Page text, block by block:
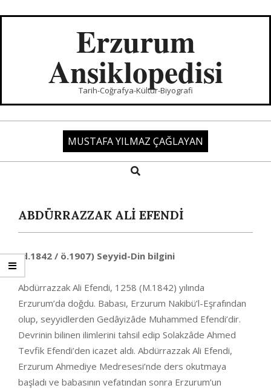
Erzurum
Ansiklopedisi
Tarih-Coğrafya-Kültür-Biyografi
MUSTAFA YILMAZ ÇAĞLAYAN
Search
ABDÜRRAZZAK ALİ EFENDİ
(d.1842 / ö.1907) Seyyid-Din bilgini
Abdürrazzak Ali Efendi, 1258 (M.1842) yılında
Erzurum’da doğdu. Babası, Erzurum Nakibü’l-Eşrafından
olup, seyyidlerden Gedâyizâde Muhammed Efendi’dir.
Devrinin bilinen ilimlerini tahsil edip Solakzâde Ahmed
Tevfik Efen­di’den icazet aldı. Abdürrazzak Ali Efendi,
Erzurum Ahmediye Medresesi’nde ders okutmaya
başla­dı ve baba­sının vefatından sonra Erzurum’un